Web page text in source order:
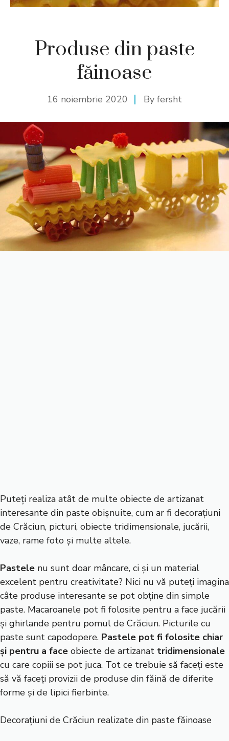
Produse din paste
făinoase
16 noiembrie 2020 By fersht
Puteți realiza atât de multe obiecte de artizanat
interesante din paste obișnuite, cum ar fi decorațiuni
de Crăciun, picturi, obiecte tridimensionale, jucării,
vaze, rame foto și multe altele.
Pastele nu sunt doar mâncare, ci și un material
excelent pentru creativitate? Nici nu vă puteți imagina
câte produse interesante se pot obține din simple
paste. Macaroanele pot fi folosite pentru a face jucării
și ghirlande pentru pomul de Crăciun. Picturile cu
paste sunt capodopere. Pastele pot fi folosite chiar
și pentru a face obiecte de artizanat tridimensionale
cu care copiii se pot juca. Tot ce trebuie să faceți este
să vă faceți provizii de produse din făină de diferite
forme și de lipici fierbinte.
Decorațiuni de Crăciun realizate din paste făinoase